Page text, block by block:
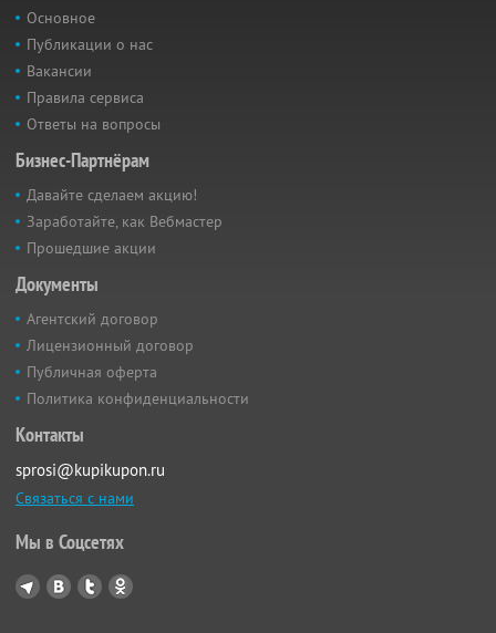
Основное
Публикации о нас
Вакансии
Правила сервиса
Ответы на вопросы
Бизнес-Партнёрам
Давайте сделаем акцию!
Заработайте, как Вебмастер
Прошедшие акции
Документы
Агентский договор
Лицензионный договор
Публичная оферта
Политика конфиденциальности
Контакты
sprosi@kupikupon.ru
Связаться с нами
Мы в Соцсетях